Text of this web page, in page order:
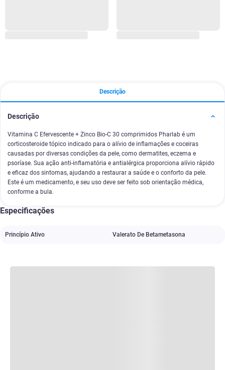
Descrição
Descrição
Vitamina C Efervescente + Zinco Bio-C 30 comprimidos Pharlab é um
corticosteroide tópico indicado para o alívio de inflamações e coceiras
causadas por diversas condições da pele, como dermatites, eczema e
psoríase. Sua ação anti-inflamatória e antialérgica proporciona alívio rápido
e eficaz dos sintomas, ajudando a restaurar a saúde e o conforto da pele.
Este é um medicamento, e seu uso deve ser feito sob orientação médica,
conforme a bula.
Especificações
Princípio Ativo Valerato De Betametasona